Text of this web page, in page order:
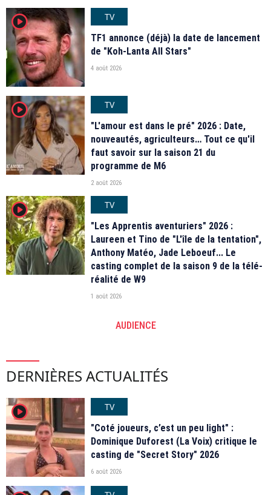
player2
TV
TF1 annonce (déjà) la date de lancement
de "Koh-Lanta All Stars"
4 août 2026
player2
TV
"L'amour est dans le pré" 2026 : Date,
nouveautés, agriculteurs… Tout ce qu'il
faut savoir sur la saison 21 du
programme de M6
2 août 2026
player2
TV
"Les Apprentis aventuriers" 2026 :
Laureen et Tino de "L'île de la tentation",
Anthony Matéo, Jade Leboeuf... Le
casting complet de la saison 9 de la télé-
réalité de W9
1 août 2026
AUDIENCE
DERNIÈRES ACTUALITÉS
player2
TV
"Coté joueurs, c’est un peu light" :
Dominique Duforest (La Voix) critique le
casting de "Secret Story" 2026
6 août 2026